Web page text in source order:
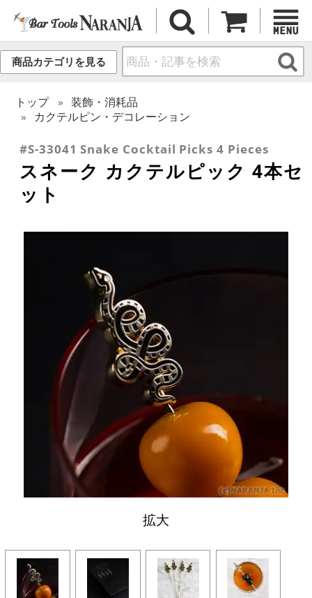
商品カテゴリを見る
トップ
装飾・消耗品
カクテルピン・デコレーション
#S-33041 Snake Cocktail Picks 4 Pieces
スネーク カクテルピック 4本セ
ット
拡大